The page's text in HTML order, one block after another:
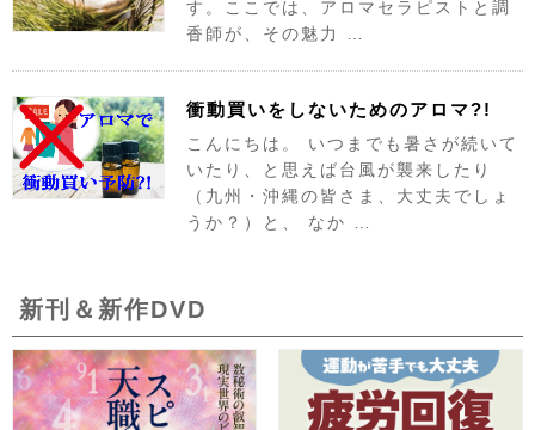
す。ここでは、アロマセラピストと調
香師が、その魅力 …
衝動買いをしないためのアロマ?!
こんにちは。 いつまでも暑さが続いて
いたり、と思えば台風が襲来したり
（九州・沖縄の皆さま、大丈夫でしょ
うか？）と、 なか …
新刊＆新作DVD